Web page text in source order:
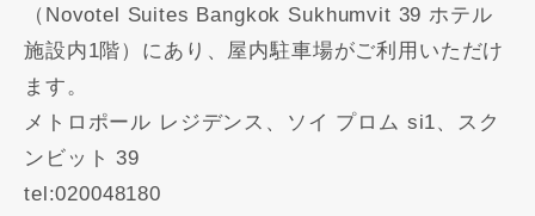
（Novotel Suites Bangkok Sukhumvit 39 ホテル
施設内1階）にあり、屋内駐車場がご利用いただけ
ます。
メトロポール レジデンス、ソイ プロム si1、スク
ンビット 39
tel:020048180